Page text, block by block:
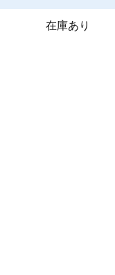
在庫あり